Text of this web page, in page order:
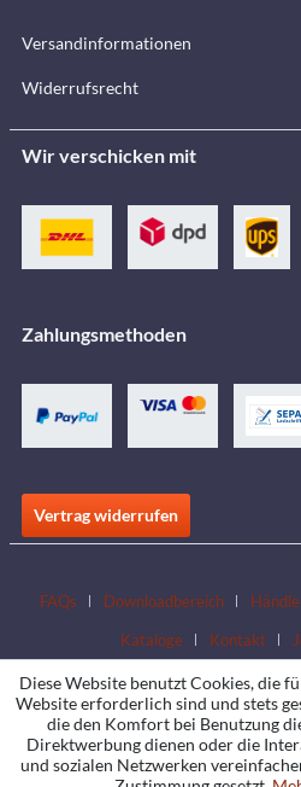
Versandinformationen
Widerrufsrecht
Wir verschicken mit
Zahlungsmethoden
Vertrag widerrufen
FAQs Downloadbereich
Kataloge
Kontakt
Diese Website benutzt Cookies, die
Website erforderlich sind und stets
die den Komfort bei Benutzung
Direktwerbung dienen oder die
und sozialen Netzwerken